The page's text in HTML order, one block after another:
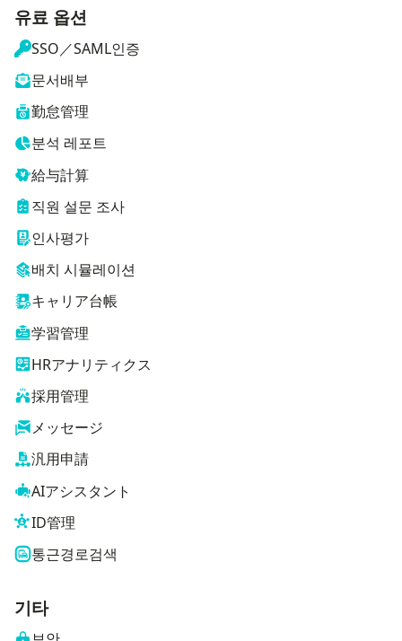
유료 옵션
SSO／SAML인증
문서배부
勤怠管理
분석 레포트
給与計算
직원 설문 조사
인사평가
배치 시뮬레이션
キャリア台帳
学習管理
HRアナリティクス
採用管理
メッセージ
汎用申請
AIアシスタント
ID管理
통근경로검색
기타